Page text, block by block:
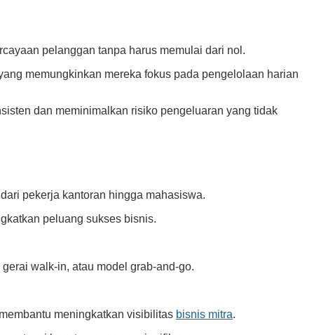
pelanggan tanpa harus memulai dari nol.
memungkinkan mereka fokus pada pengelolaan harian
dan meminimalkan risiko pengeluaran yang tidak
pekerja kantoran hingga mahasiswa.
peluang sukses bisnis.
walk-in, atau model grab-and-go.
meningkatkan visibilitas bisnis mitra.